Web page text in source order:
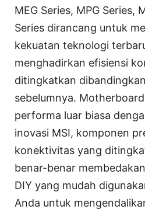
MEG Series, MPG Series,
Series dirancang untuk
kekuatan teknologi
menghadirkan efisiensi
ditingkatkan
sebelumnya.
performa luar biasa
inovasi MSI, komponen
konektivitas yang
benar-benar
DIY yang mudah
Anda untuk